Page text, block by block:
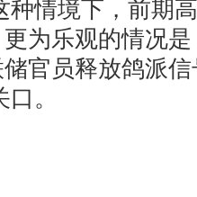
种情境下，前期
为乐观的情况
官员释放鸽派
。